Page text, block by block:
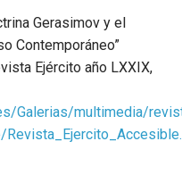
Gerasimov y el
Contemporáneo”
Ejército año LXXIX,
Galerias/multimedia/